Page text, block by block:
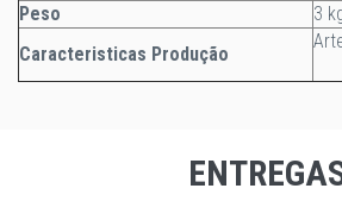
Peso
3
Caracteristicas Produção